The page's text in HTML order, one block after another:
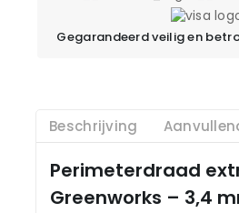
Gegarandeerd veilig en
Beschrijving
Perimeterdraad
Greenworks – 3,4